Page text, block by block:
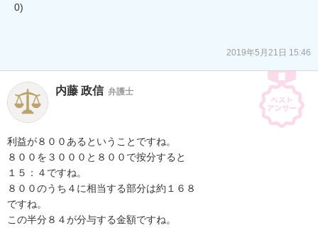
0)
2019年5月21日 15:46
内藤 政信 弁護士
利益が８００あるということですね。
８００を３０００と８００で按分すると
１５：４ですね。
８００のうち４に相当する部分は約１６８
ですね。
この半分８４が分与する金額ですね。